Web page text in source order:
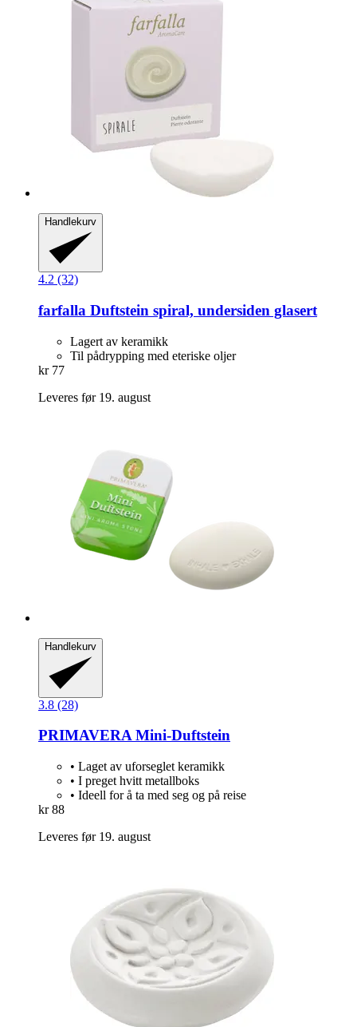
Handlekurv
4.2 (32)
farfalla Duftstein spiral, undersiden glasert
Lagert av keramikk
Til pådrypping med eteriske oljer
kr 77
Leveres før 19. august
Handlekurv
3.8 (28)
PRIMAVERAMini-​Duftstein
• Laget av uforseglet keramikk
• I preget hvitt metallboks
• Ideell for å ta med seg og på reise
kr 88
Leveres før 19. august